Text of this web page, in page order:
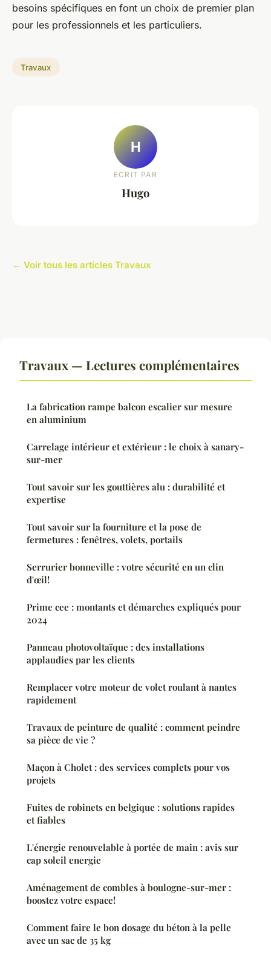
besoins spécifiques en font un choix de premier plan
pour les professionnels et les particuliers.
Travaux
H
ECRIT PAR
Hugo
← Voir tous les articles Travaux
Travaux — Lectures complémentaires
La fabrication rampe balcon escalier sur mesure
en aluminium
Carrelage intérieur et extérieur : le choix à sanary-
sur-mer
Tout savoir sur les gouttières alu : durabilité et
expertise
Tout savoir sur la fourniture et la pose de
fermetures : fenêtres, volets, portails
Serrurier bonneville : votre sécurité en un clin
d'œil!
Prime cee : montants et démarches expliqués pour
2024
Panneau photovoltaïque : des installations
applaudies par les clients
Remplacer votre moteur de volet roulant à nantes
rapidement
Travaux de peinture de qualité : comment peindre
sa pièce de vie ?
Maçon à Cholet : des services complets pour vos
projets
Fuites de robinets en belgique : solutions rapides
et fiables
L'énergie renouvelable à portée de main : avis sur
cap soleil energie
Aménagement de combles à boulogne-sur-mer :
boostez votre espace!
Comment faire le bon dosage du béton à la pelle
avec un sac de 35 kg